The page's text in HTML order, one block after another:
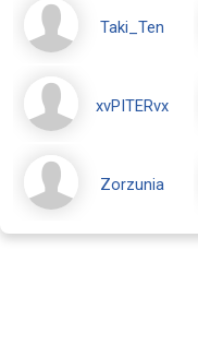
Taki_Ten
xvPITERvx
Zorzunia